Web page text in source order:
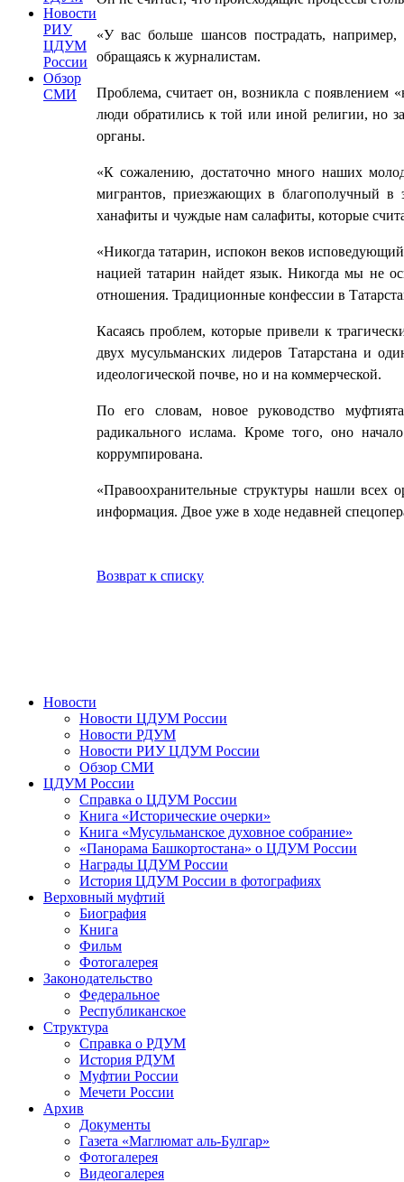
Новости
РИУ
ЦДУМ
России
Обзор
СМИ
«У вас больше шансов пострадать,
обращаясь к журналистам.
Проблема, считает он, возникла с появлением
люди обратились к той или иной религии, но
органы.
«К сожалению, достаточно много наших
мигрантов, приезжающих в благополучный в
ханафиты и чуждые нам салафиты, которые
«Никогда татарин, испокон веков
нацией татарин найдет язык. Никогда мы не
отношения. Традиционные конфессии в
Касаясь проблем, которые привели к
двух мусульманских лидеров Татарстана и
идеологической почве, но и на коммерческой.
По его словам, новое руководство
радикального ислама. Кроме того, оно
коррумпирована.
«Правоохранительные структуры нашли всех
информация. Двое уже в ходе недавней
Возврат к списку
Новости
Новости ЦДУМ России
Новости РДУМ
Новости РИУ ЦДУМ России
Обзор СМИ
ЦДУМ России
Справка о ЦДУМ России
Книга «Исторические очерки»
Книга «Мусульманское духовное собрание»
«Панорама Башкортостана» о ЦДУМ России
Награды ЦДУМ России
История ЦДУМ России в фотографиях
Верховный муфтий
Биография
Книга
Фильм
Фотогалерея
Законодательство
Федеральное
Республиканское
Структура
Справка о РДУМ
История РДУМ
Муфтии России
Мечети России
Архив
Документы
Газета «Маглюмат аль-Булгар»
Фотогалерея
Видеогалерея